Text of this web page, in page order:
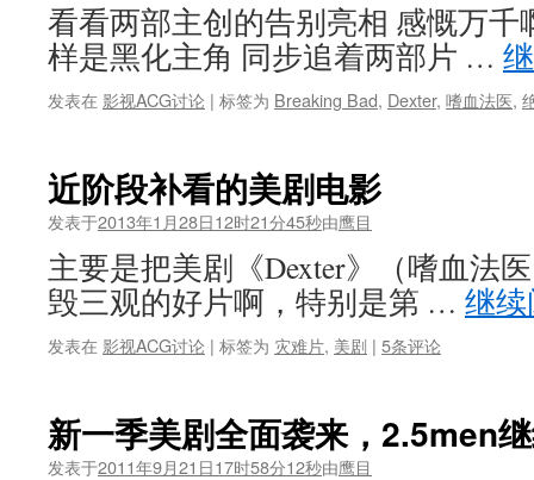
看看两部主创的告别亮相 感慨万千
样是黑化主角 同步追着两部片 …
发表在 影视ACG讨论 | 标签为 Breaking Bad, Dexter, 嗜血法医,
近阶段补看的美剧电影
发表于2013年1月28日12时21分45秒由鹰目
主要是把美剧《Dexter》（嗜血法
毁三观的好片啊，特别是第 … 继
发表在 影视ACG讨论 | 标签为 灾难片, 美剧 | 5条评论
新一季美剧全面袭来，2.5men
发表于2011年9月21日17时58分12秒由鹰目